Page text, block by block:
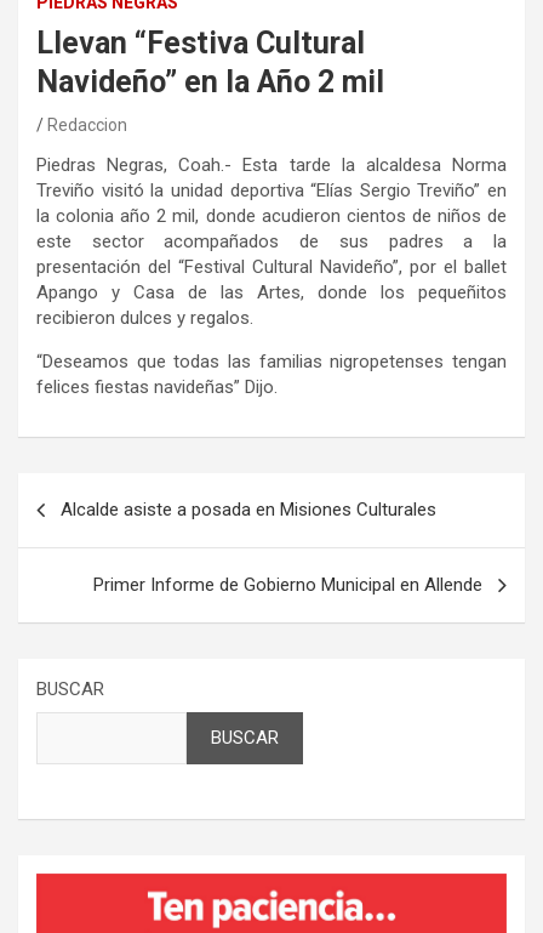
Llevan “Festiva Cultural
Navideño” en la Año 2 mil
Redaccion
Piedras Negras, Coah.- Esta tarde la alcaldesa Norma
Treviño visitó la unidad deportiva “Elías Sergio Treviño” en
la colonia año 2 mil, donde acudieron cientos de niños de
este sector acompañados de sus padres a la
presentación del “Festival Cultural Navideño”, por el ballet
Apango y Casa de las Artes, donde los pequeñitos
recibieron dulces y regalos.
“Deseamos que todas las familias nigropetenses tengan
felices fiestas navideñas” Dijo.
entradas
Alcalde asiste a posada en Misiones Culturales
Primer Informe de Gobierno Municipal en Allende
BUSCAR
BUSCAR